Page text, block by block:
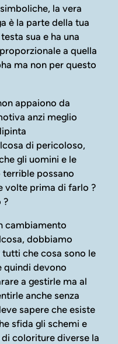
la vera
è la parte della tua
sua e ha una
a quella
ma non per questo
appaiono da
anzi meglio
di pericoloso,
gli uomini e le
possano
volte prima di farlo ?
?
cambiamento
dobbiamo
che cosa sono le
quindi devono
a gestirle ma al
anche senza
sapere che esiste
sfida gli schemi e
coloriture diverse la